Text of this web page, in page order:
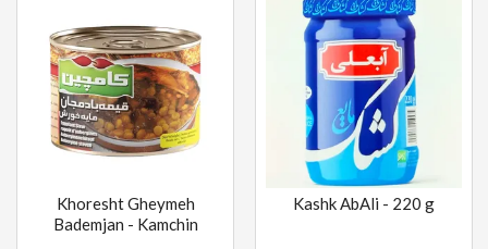
Khoresht Gheymeh
Bademjan - Kamchin
Kashk AbAli - 220 g